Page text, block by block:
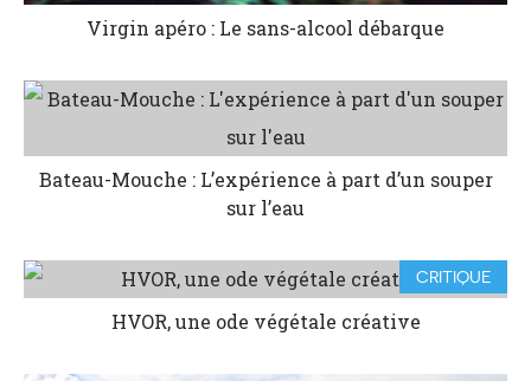
Virgin apéro : Le sans-alcool débarque
Bateau-Mouche : L’expérience à part d’un souper
sur l’eau
CRITIQUE
HVOR, une ode végétale créative